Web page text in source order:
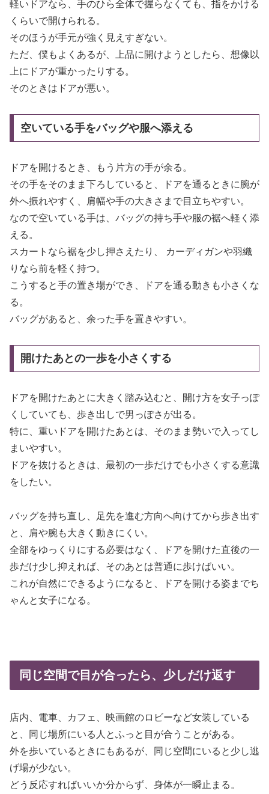
軽いドアなら、手のひら全体で握らなくても、指をかける
くらいで開けられる。
そのほうが手元が強く見えすぎない。
ただ、僕もよくあるが、上品に開けようとしたら、想像以
上にドアが重かったりする。
そのときはドアが悪い。
空いている手をバッグや服へ添える
ドアを開けるとき、もう片方の手が余る。
その手をそのまま下ろしていると、ドアを通るときに腕が
外へ振れやすく、肩幅や手の大きさまで目立ちやすい。
なので空いている手は、バッグの持ち手や服の裾へ軽く添
える。
スカートなら裾を少し押さえたり、 カーディガンや羽織
りなら前を軽く持つ。
こうすると手の置き場ができ、ドアを通る動きも小さくな
る。
バッグがあると、余った手を置きやすい。
開けたあとの一歩を小さくする
ドアを開けたあとに大きく踏み込むと、開け方を女子っぽ
くしていても、歩き出しで男っぽさが出る。
特に、重いドアを開けたあとは、そのまま勢いで入ってし
まいやすい。
ドアを抜けるときは、最初の一歩だけでも小さくする意識
をしたい。
バッグを持ち直し、足先を進む方向へ向けてから歩き出す
と、肩や腕も大きく動きにくい。
全部をゆっくりにする必要はなく、ドアを開けた直後の一
歩だけ少し抑えれば、そのあとは普通に歩けばいい。
これが自然にできるようになると、ドアを開ける姿までち
ゃんと女子になる。
同じ空間で目が合ったら、少しだけ返す
店内、電車、カフェ、映画館のロビーなど女装している
と、同じ場所にいる人とふっと目が合うことがある。
外を歩いているときにもあるが、同じ空間にいると少し逃
げ場が少ない。
どう反応すればいいか分からず、身体が一瞬止まる。